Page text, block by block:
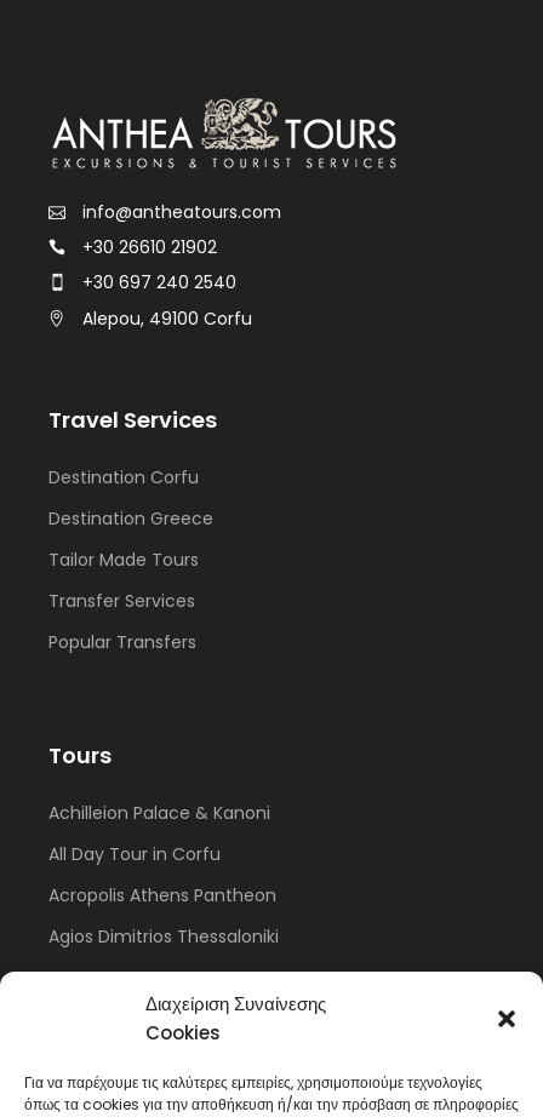
Διαχείριση Συναίνεσης
Cookies
Για να παρέχουμε τις καλύτερες εμπειρίες, χρησιμοποιούμε τεχνολογίες
όπως τα cookies για την αποθήκευση ή/και την πρόσβαση σε πληροφορίες
info@antheatours.com
+30 26610 21902
+30 697 240 2540
Alepou, 49100 Corfu
Travel Services
Destination Corfu
Destination Greece
Tailor Made Tours
Transfer Services
Popular Transfers
Tours
Achilleion Palace & Kanoni
All Day Tour in Corfu
Acropolis Athens Pantheon
Agios Dimitrios Thessaloniki
Meteora Monastery
Anthea Tours Corfu